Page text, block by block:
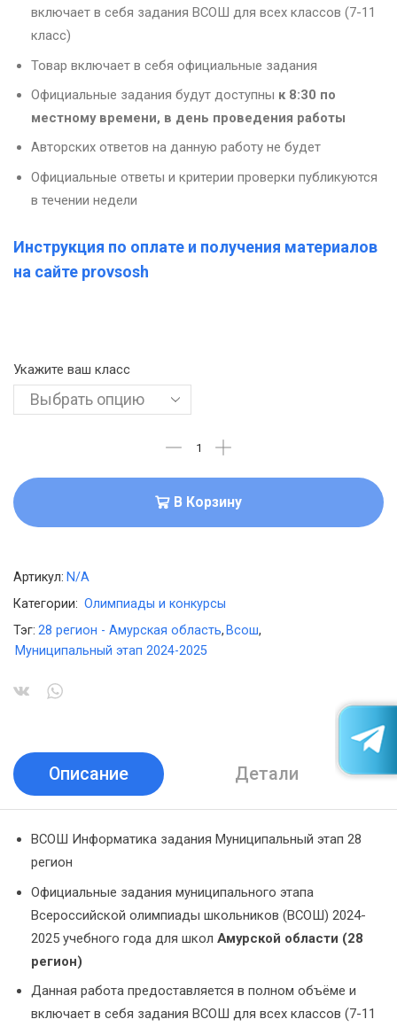
включает в себя задания ВСОШ для всех классов (7-11
класс)
Товар включает в себя официальные задания
Официальные задания будут доступны к 8:30 по
местному времени, в день проведения работы
Авторских ответов на данную работу не будет
Официальные ответы и критерии проверки публикуются
в течении недели
Инструкция по оплате и получения материалов
на сайте provsosh
Укажите ваш класс
В Корзину
Артикул: N/A
Категории: Олимпиады и конкурсы
Тэг: 28 регион - Амурская область, Всош,
Муниципальный этап 2024-2025
Описание Детали
ВСОШ Информатика задания Муниципальный этап 28
регион
Официальные задания муниципального этапа
Всероссийской олимпиады школьников (ВСОШ) 2024-
2025 учебного года для школ Амурской области (28
регион)
Данная работа предоставляется в полном объёме и
включает в себя задания ВСОШ для всех классов (7-11